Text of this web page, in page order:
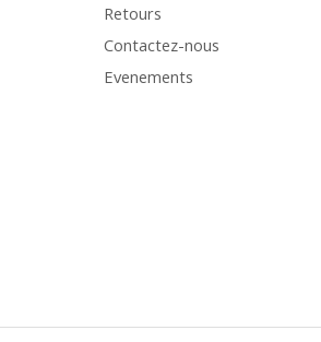
Retours
Contactez-nous
Evenements